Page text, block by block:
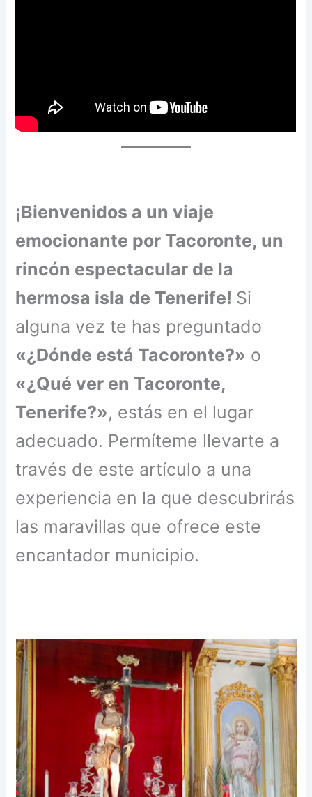
¡Bienvenidos a un viaje
emocionante por Tacoronte, un
rincón espectacular de la
hermosa isla de Tenerife! Si
alguna vez te has preguntado
«¿Dónde está Tacoronte?» o
«¿Qué ver en Tacoronte,
Tenerife?», estás en el lugar
adecuado. Permíteme llevarte a
través de este artículo a una
experiencia en la que descubrirás
las maravillas que ofrece este
encantador municipio.